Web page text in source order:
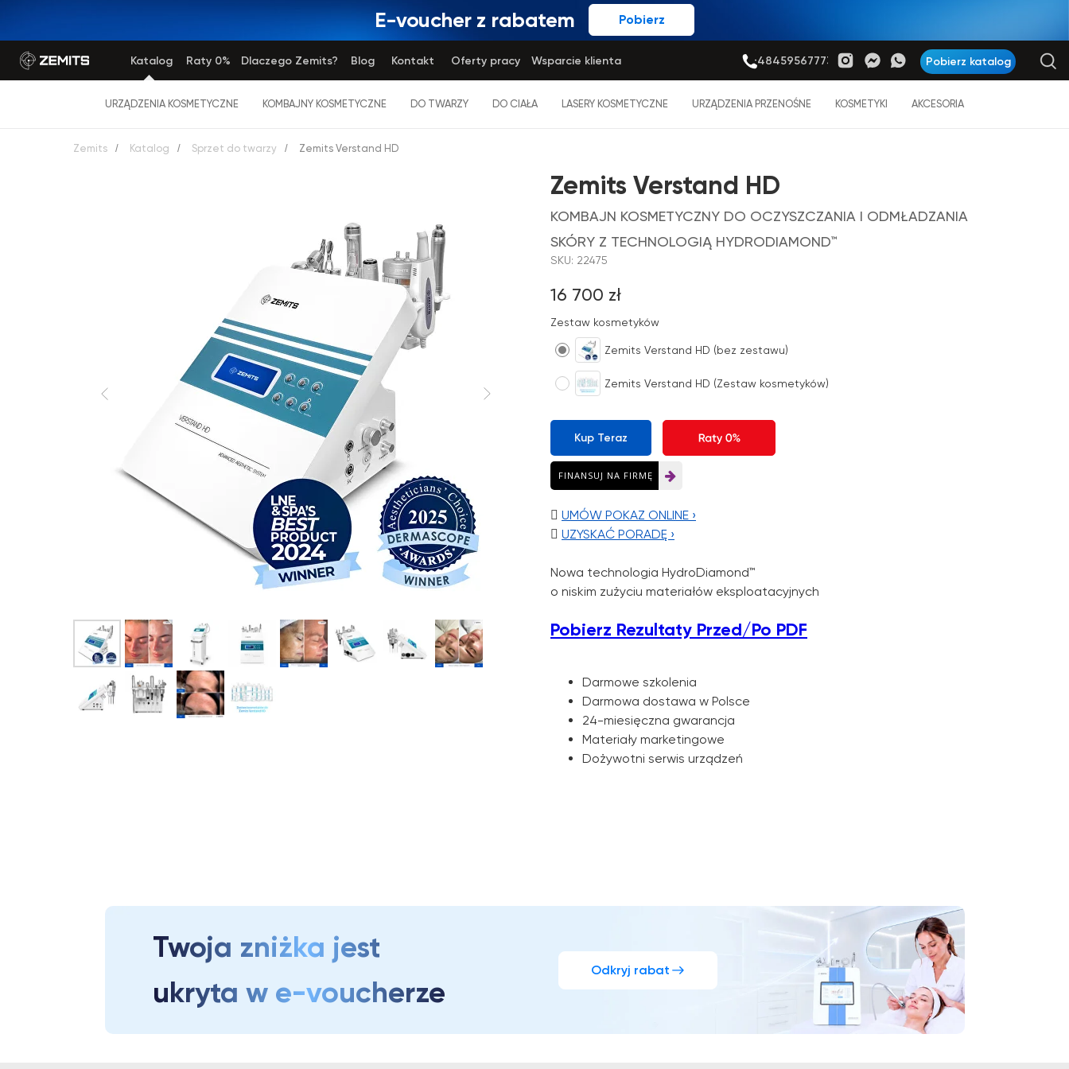
Pobierz
E-voucher z rabatem
Pobierz katalog
Katalog +48459567773
Blog
Raty 0% Dlaczego Zemits? Kontakt Oferty pracy Wsparcie klienta
URZĄDZENIA KOSMETYCZNE KOMBAJNY KOSMETYCZNE DO TWARZY DO CIAŁA LASERY KOSMETYCZNE URZĄDZENIA PRZENOŚNE KOSMETYKI AKCESORIA
Zemits / Katalog / Sprzet do twarzy / Zemits Verstand HD
Zemits Verstand HD
KOMBAJN KOSMETYCZNY DO OCZYSZCZANIA I ODMŁADZANIA
SKÓRY Z TECHNOLOGIĄ HYDRODIAMOND™
SKU: 22475
16 700 zł
Zestaw kosmetyków
Zemits Verstand HD (bez zestawu)
Zemits Verstand HD (Zestaw kosmetyków)
Kup Teraz
FINANSUJ NA FIRMĘ
 UMÓW POKAZ ONLINE ›
 UZYSKAĆ PORADĘ ›
Nowa technologia HydroDiamond™
o niskim zużyciu materiałów eksploatacyjnych
Pobierz Rezultaty Przed/Po PDF
Darmowe szkolenia
Darmowa dostawa w Polsce
24-miesięczna gwarancja
Materiały marketingowe
Dożywotni serwis urządzeń
Twoja zniżka jest
ukryta w e-voucherze
Odkryj rabat